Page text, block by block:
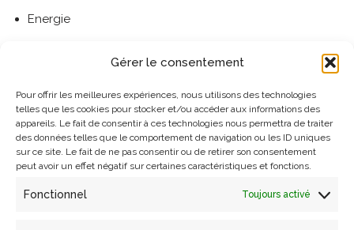
Gérer le consentement
Pour offrir les meilleures expériences, nous utilisons des technologies
telles que les cookies pour stocker et/ou accéder aux informations des
appareils. Le fait de consentir à ces technologies nous permettra de traiter
des données telles que le comportement de navigation ou les ID uniques
sur ce site. Le fait de ne pas consentir ou de retirer son consentement
peut avoir un effet négatif sur certaines caractéristiques et fonctions.
Fonctionnel Toujours activé
Energie
Planification et géo-prospective
Mers et océans, gestion des zones côtières et des
littoraux
Prévention des risques et vulnérabilités
Santé, épidémiologie